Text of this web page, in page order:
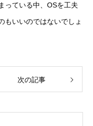
っている中、OSを工夫
もいいのではないでしょ
次の記事